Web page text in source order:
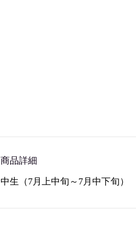
商品詳細
中生（ 7月上中旬～ 7月中下旬）